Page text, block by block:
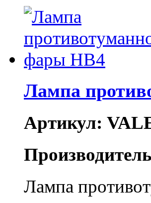
Лампа
Артикул:
Лампа